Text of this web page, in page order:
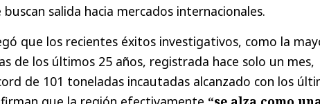
salida hacia mercados internacionales.
que los recientes éxitos investigativos, como la
de los últimos 25 años, registrada hace solo un mes,
de 101 toneladas incautadas alcanzado con los